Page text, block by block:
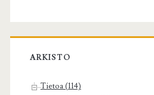
ARKISTO
Tietoa (114)